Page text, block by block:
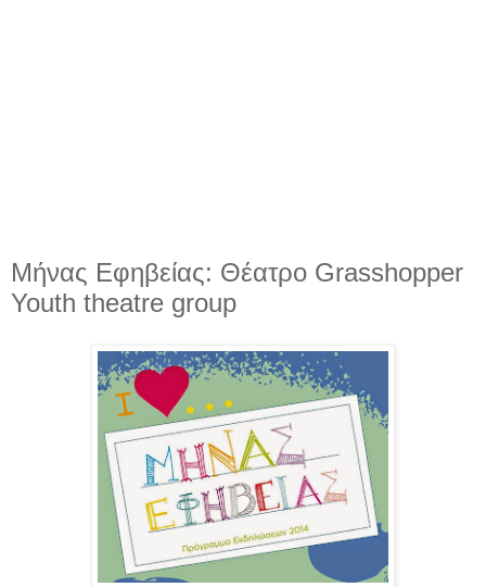
Μήνας Εφηβείας: Θέατρο Grasshopper
Youth theatre group